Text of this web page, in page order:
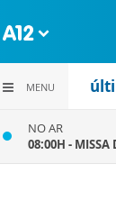
MENU
NO AR
08:00H - MISSA